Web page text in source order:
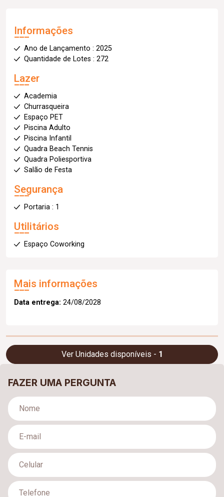
Informações
Ano de Lançamento : 2025
Quantidade de Lotes : 272
Lazer
Academia
Churrasqueira
Espaço PET
Piscina Adulto
Piscina Infantil
Quadra Beach Tennis
Quadra Poliesportiva
Salão de Festa
Segurança
Portaria : 1
Utilitários
Espaço Coworking
Mais informações
Data entrega: 24/08/2028
Ver Unidades disponíveis - 1
FAZER UMA PERGUNTA